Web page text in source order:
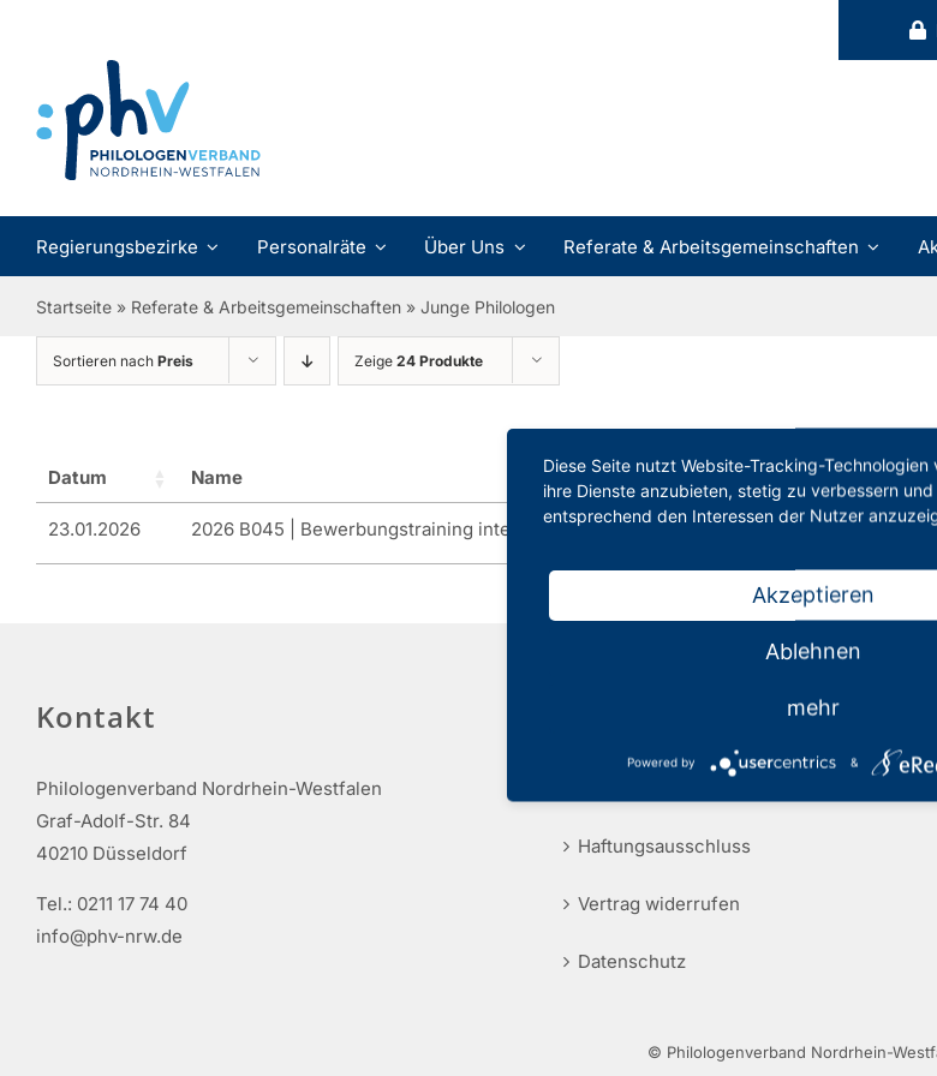
Regierungsbezirke Personalräte Über Uns Referate & Arbeitsgemeinschaften
Startseite » Referate & Arbeitsgemeinschaften » Junge Philologen
Sortieren nach Preis Zeige 24 Produkte
Datum Name Veranstaltungsart
23.01.2026 2026 B045 | Bewerbungstraining intensiv & kompakt! Präsenz (2-teilig)
Kontakt
Philologenverband Nordrhein-Westfalen
Graf-Adolf-Str. 84
40210 Düsseldorf
Tel.: 0211 17 74 40
info@phv-nrw.de
Rechtliche Hinweise
Haftungsausschluss
Vertrag widerrufen
Datenschutz
© Philologenverband Nordrhein-
Diese Seite nutzt Website-Tracking-Technologien
ihre Dienste anzubieten, stetig zu verbessern und
entsprechend den Interessen der Nutzer
Akzeptieren
Ablehnen
mehr
Powered by &